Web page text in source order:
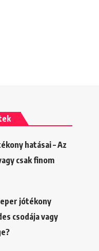
hatásai – Az
csak finom
jótékony
csodája vagy